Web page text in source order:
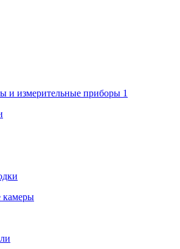
и измерительные приборы 1
камеры